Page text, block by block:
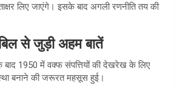
लिए जाएंगे। इसके बाद अगली रणनीति तय की
से जुड़ी अहम बातें
1950 में वक्फ संपत्तियों की देखरेख के लिए
बनाने की जरूरत महसूस हुई।